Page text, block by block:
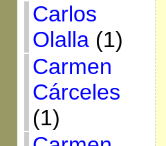
Carlos
Olalla(1)
Carmen
Cárceles
(1)